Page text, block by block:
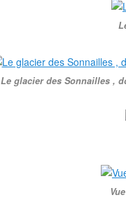
Le glacier des Sonnailles ,